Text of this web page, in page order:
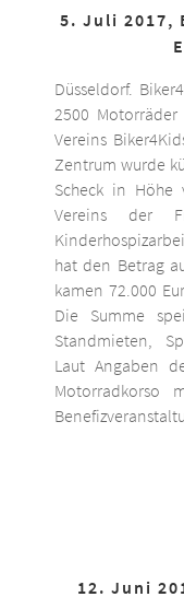
5. Juli 2017,
Düsseldorf.
2500
Vereins
Zentrum wurde
Scheck in Höhe
Vereins der
hat den Betrag
kamen 72.000
Die Summe
Standmieten,
Laut Angaben
Motorradkorso
12. Juni